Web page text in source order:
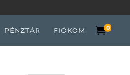
PÉNZTÁR FIÓKOM 0